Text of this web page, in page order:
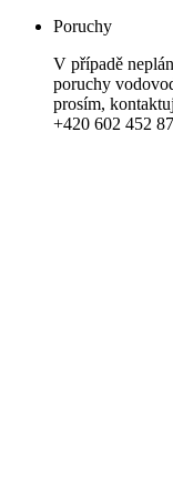
Poruchy
V případě
poruchy
prosím,
+420 602 452